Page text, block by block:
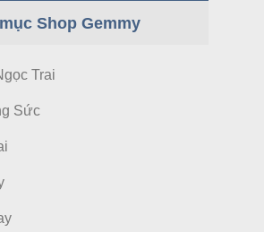
Shop Gemmy
Trai
Sức